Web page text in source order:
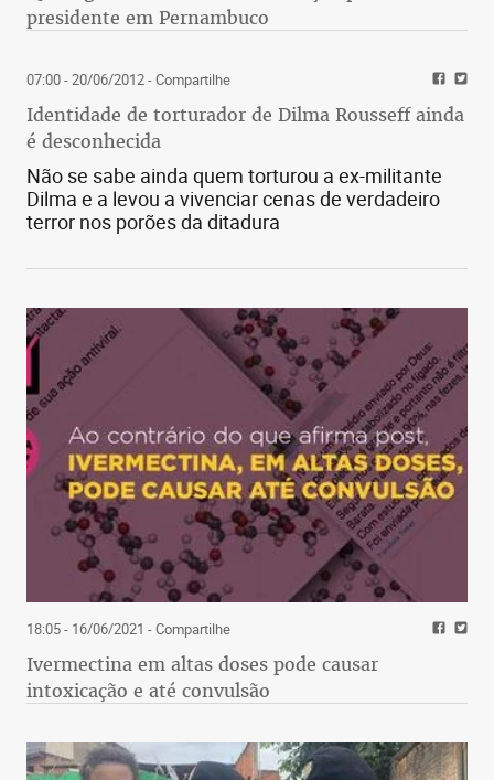
presidente em Pernambuco
07:00 - 20/06/2012- Compartilhe
Identidade de torturador de Dilma Rousseff ainda
é desconhecida
Não se sabe ainda quem torturou a ex-militante
Dilma e a levou a vivenciar cenas de verdadeiro
terror nos porões da ditadura
18:05 - 16/06/2021 - Compartilhe
Ivermectina em altas doses pode causar
intoxicação e até convulsão